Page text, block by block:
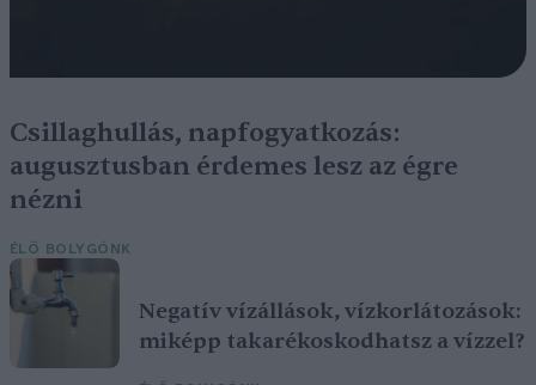
Csillaghullás, napfogyatkozás:
augusztusban érdemes lesz az égre
nézni
ÉLŐ BOLYGÓNK
Negatív vízállások, vízkorlátozások:
miképp takarékoskodhatsz a vízzel?